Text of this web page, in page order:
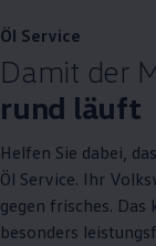
Öl Service
Damit der
rund läuft
Helfen Sie dabei,
Öl Service. Ihr
gegen frisches.
besonders